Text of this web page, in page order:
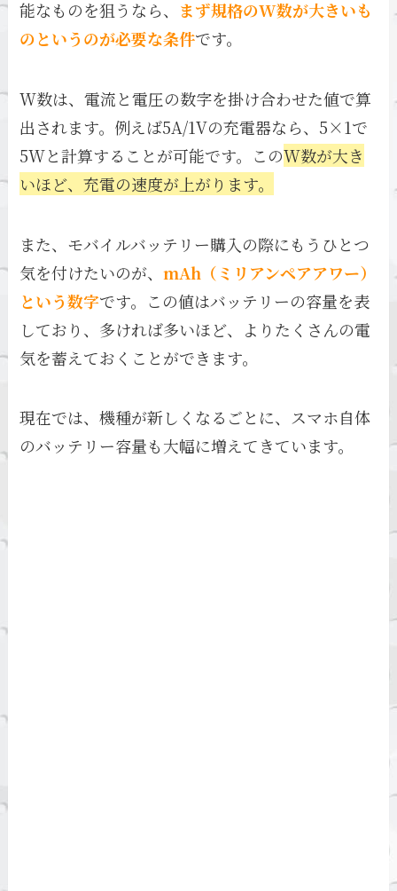
能なものを狙うなら、 まず規格のW数が大きいも
のというのが必要な条件です。
W数は、電流と電圧の数字を掛け合わせた値で算
出されます。例えば5A/1Vの充電器なら、5×1で
5Wと計算することが可能です。このW数が大き
いほど、充電の速度が上がります。
また、モバイルバッテリー購入の際にもうひとつ
気を付けたいのが、mAh（ミリアンペアアワー）
という数字です。この値はバッテリーの容量を表
しており、多ければ多いほど、よりたくさんの電
気を蓄えておくことができます。
現在では、機種が新しくなるごとに、スマホ自体
のバッテリー容量も大幅に増えてきています。